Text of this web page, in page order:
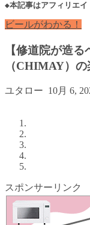
◆本記事はアフィリエ
ビールがわかる！
【修道院が造
（CHIMAY）
ユタロー 10月 6,
スポンサーリンク